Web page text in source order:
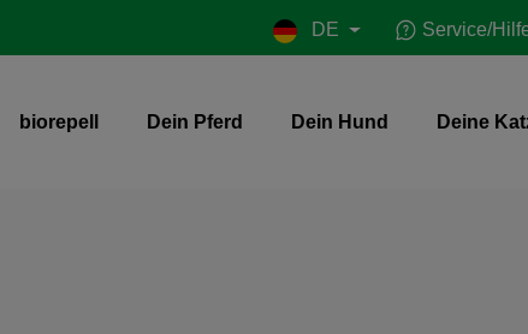
DE Service/
biorepell Dein Pferd Dein Hund Deine